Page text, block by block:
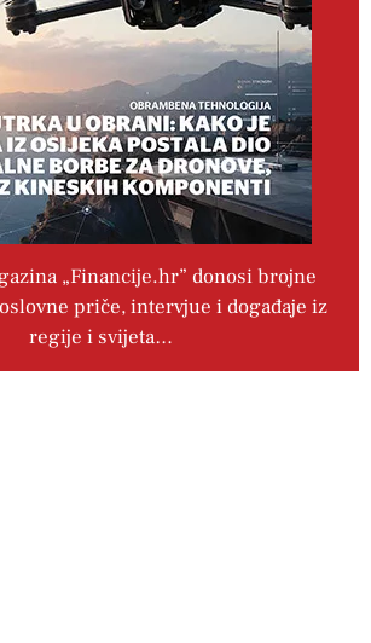
„Financije.hr” donosi brojne
priče, intervjue i događaje iz
regije i svijeta…